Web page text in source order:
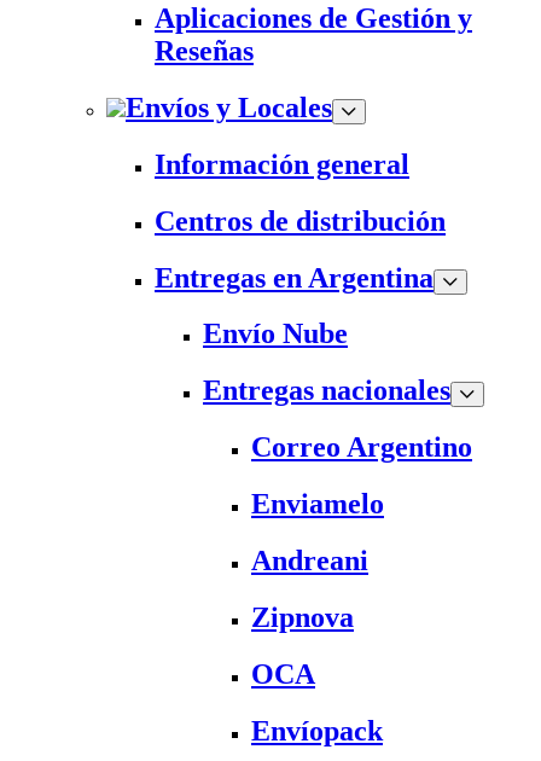
Aplicaciones de Gestión y
Reseñas
Envíos y Locales
Información general
Centros de distribución
Entregas en Argentina
Envío Nube
Entregas nacionales
Correo Argentino
Enviamelo
Andreani
Zipnova
OCA
Envíopack